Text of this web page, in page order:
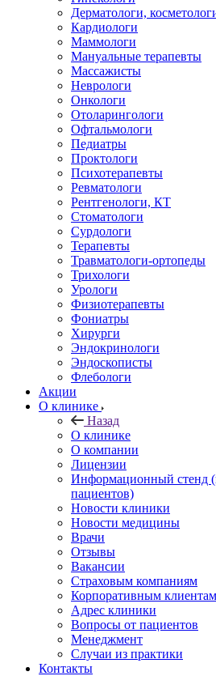
Дерматологи,
Кардиологи
Маммологи
Мануальные терапевты
Массажисты
Неврологи
Онкологи
Отоларингологи
Офтальмологи
Педиатры
Проктологи
Психотерапевты
Ревматологи
Рентгенологи, КТ
Стоматологи
Сурдологи
Терапевты
Травматологи-ортопеды
Трихологи
Урологи
Физиотерапевты
Фониатры
Хирурги
Эндокринологи
Эндоскописты
Флебологи
Акции
О клинике
Назад
О клинике
О компании
Лицензии
Информационный стенд
пациентов)
Новости клиники
Новости медицины
Врачи
Отзывы
Вакансии
Страховым компаниям
Корпоративным клиентам
Адрес клиники
Вопросы от пациентов
Менеджмент
Случаи из практики
Контакты